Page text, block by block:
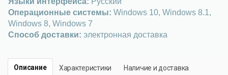
Операционные системы: Windows 10, Windows 8.1,
Windows 8, Windows 7
Способ доставки: электронная доставка
Описание Характеристики Наличие и доставка